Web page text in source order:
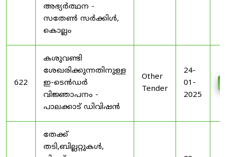
അഭ്യർത്ഥന -
സതേൺ സർക്കിൾ,
കൊല്ലം
622
കശുവണ്ടി
ശേഖരിക്കുന്നതിനുള്ള
ഇ-ടെൻഡർ
വിജ്ഞാപനം -
പാലക്കാട് ഡിവിഷൻ
Other
Tender
24-
01-
2025
തേക്ക്
തടി,ബില്ലറ്റുകൾ,